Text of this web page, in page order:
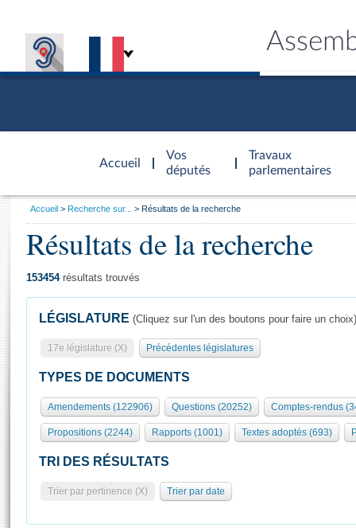
Accueil
d'accueil
Vos
députés
Travaux
parlementaires
Présidence
577 députés
Groupes politiques
Séance publique
Commissions et autres organes
Europe et International
Pétitions
Général
Rôle et pouvoirs de l'Assemblée
Organisation de l'Assemblée
Présidence Conférence des Présidents Bureau Collège des
Statistiques et chiffres clés
Visiter l'Assemblée
Visite virtuelle du palais Bourbon
Assister à une séance
Vous
Accueil Recherche sur... Résultats de la recherche
Résultats de la recherche
153454résultats trouvés
LÉGISLATURE (Cliquez sur l'un des boutons pour faire un choix)
17e législature (X) Précédentes législatures
TYPES DE DOCUMENTS
Amendements (122906) Questions (20252) Comptes-rendus
Propositions (2244) Rapports (1001) Textes adoptés (693)
TRI DES RÉSULTATS
Trier par pertinence (X) Trier par date